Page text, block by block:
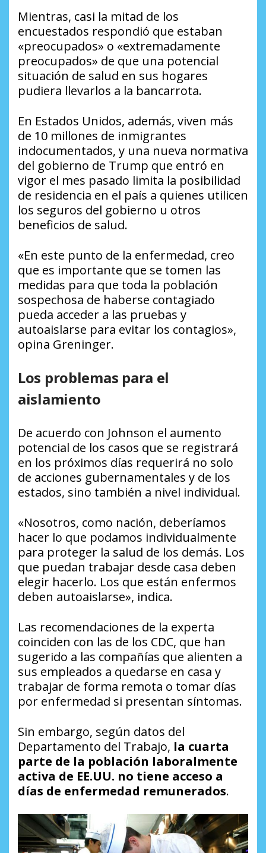
Mientras, casi la mitad de los
encuestados respondió que estaban
«preocupados» o «extremadamente
preocupados» de que una potencial
situación de salud en sus hogares
pudiera llevarlos a la bancarrota.
En Estados Unidos, además, viven más
de 10 millones de inmigrantes
indocumentados, y una nueva normativa
del gobierno de Trump que entró en
vigor el mes pasado limita la posibilidad
de residencia en el país a quienes utilicen
los seguros del gobierno u otros
beneficios de salud.
«En este punto de la enfermedad, creo
que es importante que se tomen las
medidas para que toda la población
sospechosa de haberse contagiado
pueda acceder a las pruebas y
autoaislarse para evitar los contagios»,
opina Greninger.
Los problemas para el
aislamiento
De acuerdo con Johnson el aumento
potencial de los casos que se registrará
en los próximos días requerirá no solo
de acciones gubernamentales y de los
estados, sino también a nivel individual.
«Nosotros, como nación, deberíamos
hacer lo que podamos individualmente
para proteger la salud de los demás. Los
que puedan trabajar desde casa deben
elegir hacerlo. Los que están enfermos
deben autoaislarse», indica.
Las recomendaciones de la experta
coinciden con las de los CDC, que han
sugerido a las compañías que alienten a
sus empleados a quedarse en casa y
trabajar de forma remota o tomar días
por enfermedad si presentan síntomas.
Sin embargo, según datos del
Departamento del Trabajo, la cuarta
parte de la población laboralmente
activa de EE.UU. no tiene acceso a
días de enfermedad remunerados.